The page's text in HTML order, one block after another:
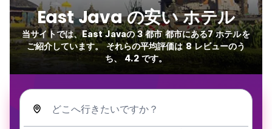
East Java の安い ホテル
当サイトでは、East Javaの 3 都市 都市にある7 ホテルを
ご紹介しています。 それらの平均評価は 8 レビューのう
ち、 4.2 です。
どこへ行きたいですか？